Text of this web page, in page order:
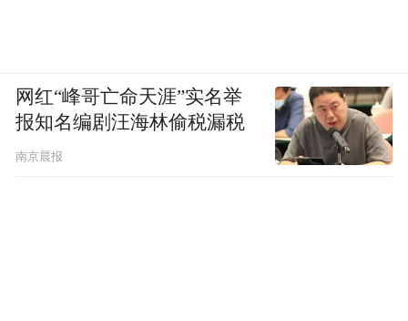
网红“峰哥亡命天涯”实名举
报知名编剧汪海林偷税漏税
南京晨报